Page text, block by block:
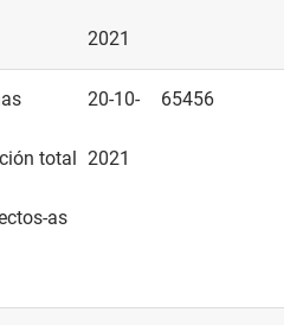
2021
total
as
20-10-
2021
65456